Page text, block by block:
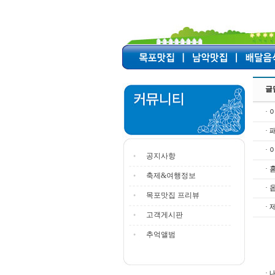
공지사항
축제&여행정보
목포맛집 프리뷰
고객게시판
추억앨범
글
·
·
·
·
·
·
·